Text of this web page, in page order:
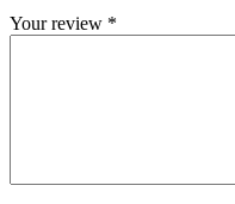
Your review *